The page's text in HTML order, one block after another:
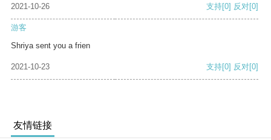
2021-10-26 支持[0] 反对[0]
游客
Shriya sent you a frien
2021-10-23 支持[0] 反对[0]
友情链接